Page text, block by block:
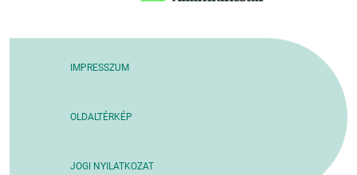
IMPRESSZUM
OLDALTÉRKÉP
JOGI NYILATKOZAT